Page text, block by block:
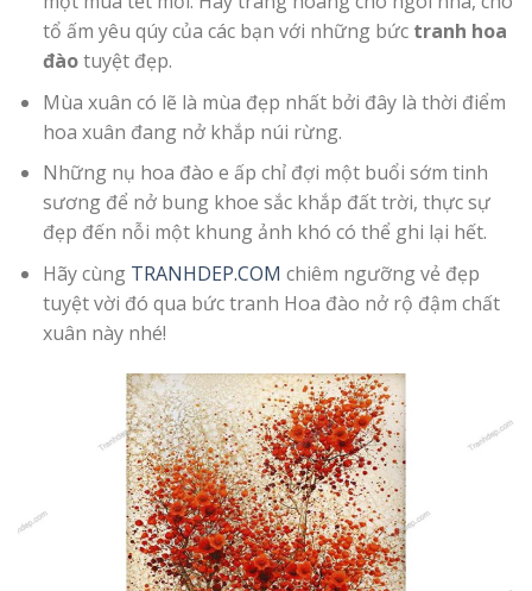
tổ ấm yêu qúy của các bạn với những bức tranh hoa
đàotuyệt đẹp.
Mùa xuân có lẽ là mùa đẹp nhất bởi đây là thời điểm
hoa xuân đang nở khắp núi rừng.
Những nụ hoa đào e ấp chỉ đợi một buổi sớm tinh
sương để nở bung khoe sắc khắp đất trời, thực sự
đẹp đến nỗi một khung ảnh khó có thể ghi lại hết.
Hãy cùng TRANHDEP.COM chiêm ngưỡng vẻ đẹp
tuyệt vời đó qua bức tranh Hoa đào nở rộ đậm chất
xuân này nhé!